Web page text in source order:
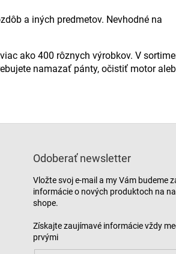
a iných predmetov. Nevhodné na
ako 400 rôznych výrobkov. V
namazať pánty, očistiť motor
Odoberať newsletter
Vložte svoj e-mail a my Vám budeme
informácie o nových produktoch na
shope.